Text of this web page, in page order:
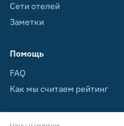
Сети отелей
Заметки
Помощь
FAQ
Как мы считаем рейтинг